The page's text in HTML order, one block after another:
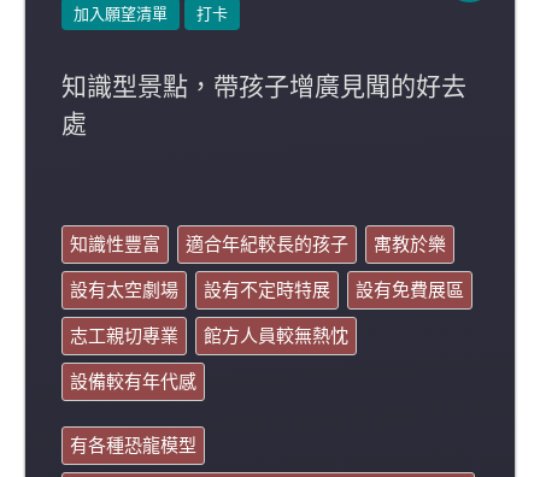
加入願望清單 打卡
知識型景點，帶孩子增廣見聞的好去
處
知識性豐富 適合年紀較長的孩子
寓教於樂
設有太空劇場
設有不定時特展
設有免費展區
志工親切專業
館方人員較無熱忱
設備較有年代感
有各種恐龍模型